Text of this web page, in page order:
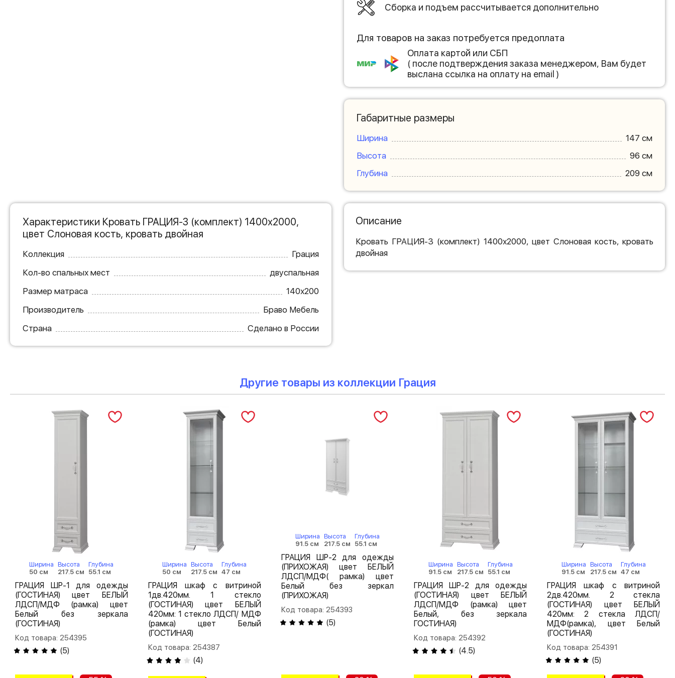
Сборка и подъем рассчитывается дополнительно
Для товаров на заказ потребуется предоплата
Оплата картой или СБП
( после подтверждения заказа менеджером, Вам будет
выслана ссылка на оплату на email )
Габаритные размеры
Ширина
147 см
Высота
96 см
Глубина
209 см
Характеристики Кровать ГРАЦИЯ-3 (комплект) 1400х2000,
цвет Слоновая кость, кровать двойная
Коллекция
Грация
Кол-во спальных мест
двуспальная
Размер матраса
140х200
Производитель
Браво Мебель
Страна
Сделано в России
Описание
Кровать ГРАЦИЯ-3 (комплект) 1400х2000, цвет Слоновая кость, кровать
двойная
Другие товары из коллекции Грация
Ширина
50 см
Высота
217.5 см
Глубина
55.1 см
ГРАЦИЯ ШР-1 для одежды
(ГОСТИНАЯ) цвет БЕЛЫЙ
ЛДСП/МДФ (рамка) цвет
Белый без зеркала
(ГОСТИНАЯ)
Код товара: 254395
(5)
Ширина
50 см
Высота
217.5 см
Глубина
47 см
ГРАЦИЯ шкаф с витриной
1дв.420мм. 1 стекло
(ГОСТИНАЯ) цвет БЕЛЫЙ
420мм: 1 стекло ЛДСП/ МДФ
(рамка) цвет Белый
(ГОСТИНАЯ)
Код товара: 254387
(4)
Ширина
91.5 см
Высота
217.5 см
Глубина
55.1 см
ГРАЦИЯ ШР-2 для одежды
(ПРИХОЖАЯ) цвет БЕЛЫЙ
ЛДСП/МДФ( рамка) цвет
Белый без зеркал
(ПРИХОЖАЯ)
Код товара: 254393
(5)
Ширина
91.5 см
Высота
217.5 см
Глубина
55.1 см
ГРАЦИЯ ШР-2 для одежды
(ГОСТИНАЯ) цвет БЕЛЫЙ
ЛДСП/МДФ (рамка) цвет
Белый, без зеркала
ГОСТИНАЯ)
Код товара: 254392
(4.5)
Ширина
91.5 см
Высота
217.5 см
Глубина
47 см
ГРАЦИЯ шкаф с витриной
2дв.420мм. 2 стекла
(ГОСТИНАЯ) цвет БЕЛЫЙ
420мм: 2 стекла ЛДСП/
МДФ(рамка), цвет Белый
(ГОСТИНАЯ)
Код товара: 254391
(5)